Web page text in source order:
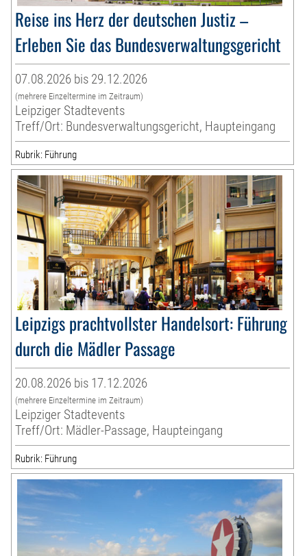
Reise ins Herz der deutschen Justiz –
Erleben Sie das Bundesverwaltungsgericht
07.08.2026 bis 29.12.2026
(mehrere Einzeltermine im Zeitraum)
Leipziger Stadtevents
Treff/Ort: Bundesverwaltungsgericht, Haupteingang
Rubrik: Führung
Leipzigs prachtvollster Handelsort: Führung
durch die Mädler Passage
20.08.2026 bis 17.12.2026
(mehrere Einzeltermine im Zeitraum)
Leipziger Stadtevents
Treff/Ort: Mädler-Passage, Haupteingang
Rubrik: Führung